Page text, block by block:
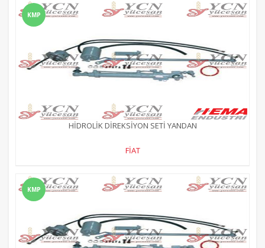
KMP
HİDROLİK DİREKSİYON SETİ YANDAN
FİAT
KMP